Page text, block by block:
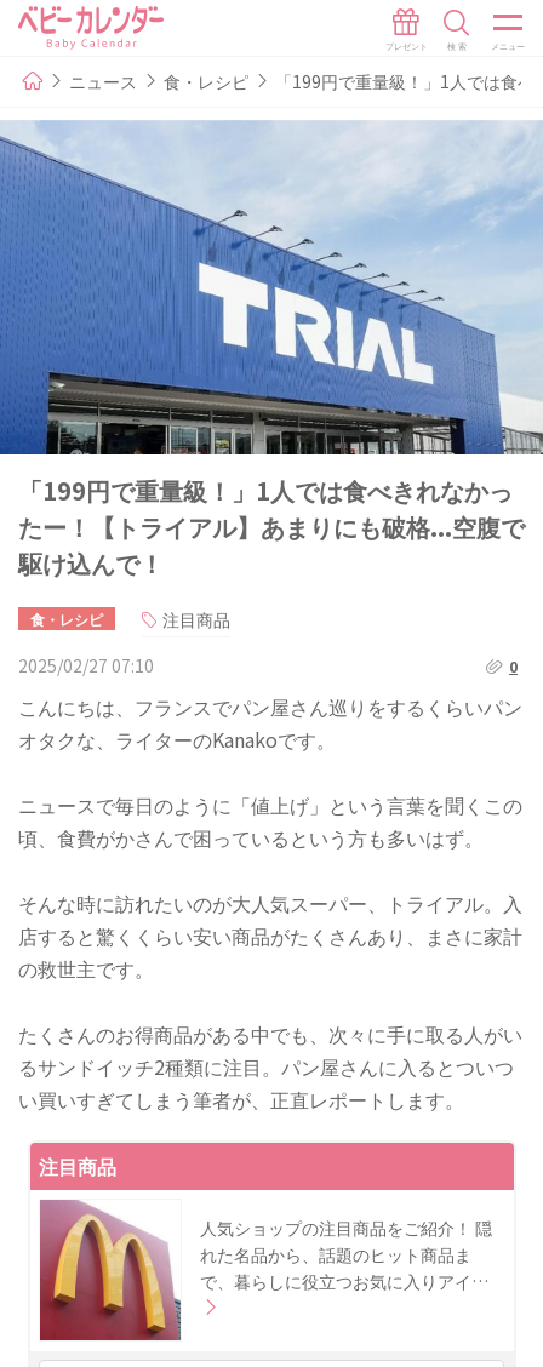
ニュース 食・レシピ 「199円で重量級！」1人では食
「199円で重量級！」1人では食べきれなかっ
たー！【トライアル】あまりにも破格...空腹で
駆け込んで！
食・レシピ
注目商品
2025/02/27 07:10
0
こんにちは、フランスでパン屋さん巡りをするくらいパン
オタクな、ライターのKanakoです。
ニュースで毎日のように「値上げ」という言葉を聞くこの
頃、食費がかさんで困っているという方も多いはず。
そんな時に訪れたいのが大人気スーパー、トライアル。入
店すると驚くくらい安い商品がたくさんあり、まさに家計
の救世主です。
たくさんのお得商品がある中でも、次々に手に取る人がい
るサンドイッチ2種類に注目。パン屋さんに入るとついつ
い買いすぎてしまう筆者が、正直レポートします。
注目商品
人気ショップの注目商品をご紹介！ 隠
れた名品から、話題のヒット商品ま
で、暮らしに役立つお気に入りアイ…